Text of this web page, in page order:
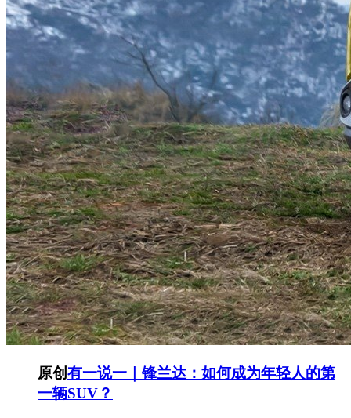
原创有一说一｜锋兰达：如何成为年轻人的第
一辆SUV？